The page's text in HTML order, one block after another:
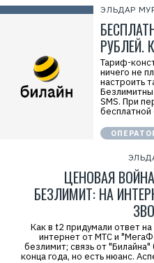
ЭЛЬДАР
РУБЛЕЙ.
Тариф-
ничего не
настроить
SMS. При
бесплатной
ЦЕНОВАЯ
БЕЗЛИМИТ: НА
Как в t2 придумали ответ
интернет от МТС и
безлимит; связь от
конца года, но есть нюанс.